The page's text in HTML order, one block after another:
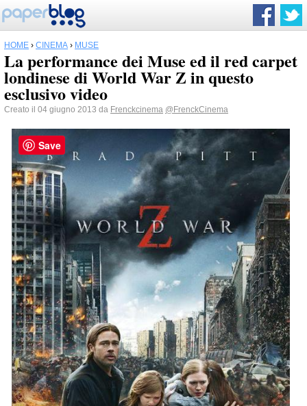
HOME › CINEMA › MUSE
La performance dei Muse ed il red carpet
londinese di World War Z in questo
esclusivo video
Creato il 04 giugno 2013 da Frenckcinema @FrenckCinema
Save